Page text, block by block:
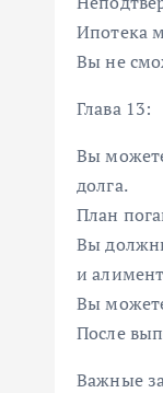
Ипотека
Вы не
Глава 13:
Вы
долга.
План
Вы
и
Вы
После
Важные